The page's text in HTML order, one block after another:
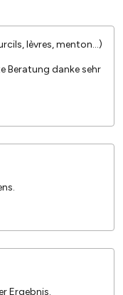
lèvres, menton...)
Beratung danke sehr
Ergebnis.